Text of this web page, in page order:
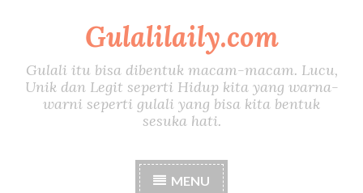
p
Gulalilaily.com
Gulali itu bisa dibentuk macam-macam. Lucu,
Unik dan Legit seperti Hidup kita yang warna-
warni seperti gulali yang bisa kita bentuk
sesuka hati.
MENU